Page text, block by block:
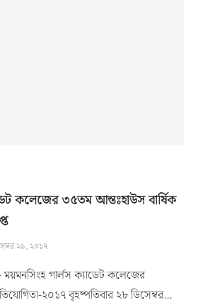
কলেজের ৩৫তম আন্তঃহাউস বার্ষিক
২৯, ২০১৭
ময়মনসিংহ গার্লস ক্যাডেট কলেজের
২০১৭ বৃহষ্পতিবার ২৮ ডিসেম্বর…